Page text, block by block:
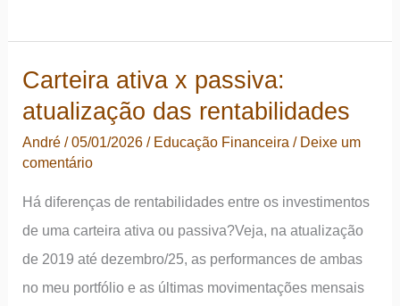
as
carteiras
–
2025
Carteira ativa x passiva:
atualização das rentabilidades
André/05/01/2026/ Educação Financeira / Deixe um
comentário
Há diferenças de rentabilidades entre os investimentos
de uma carteira ativa ou passiva?Veja, na atualização
de 2019 até dezembro/25, as performances de ambas
no meu portfólio e as últimas movimentações mensais